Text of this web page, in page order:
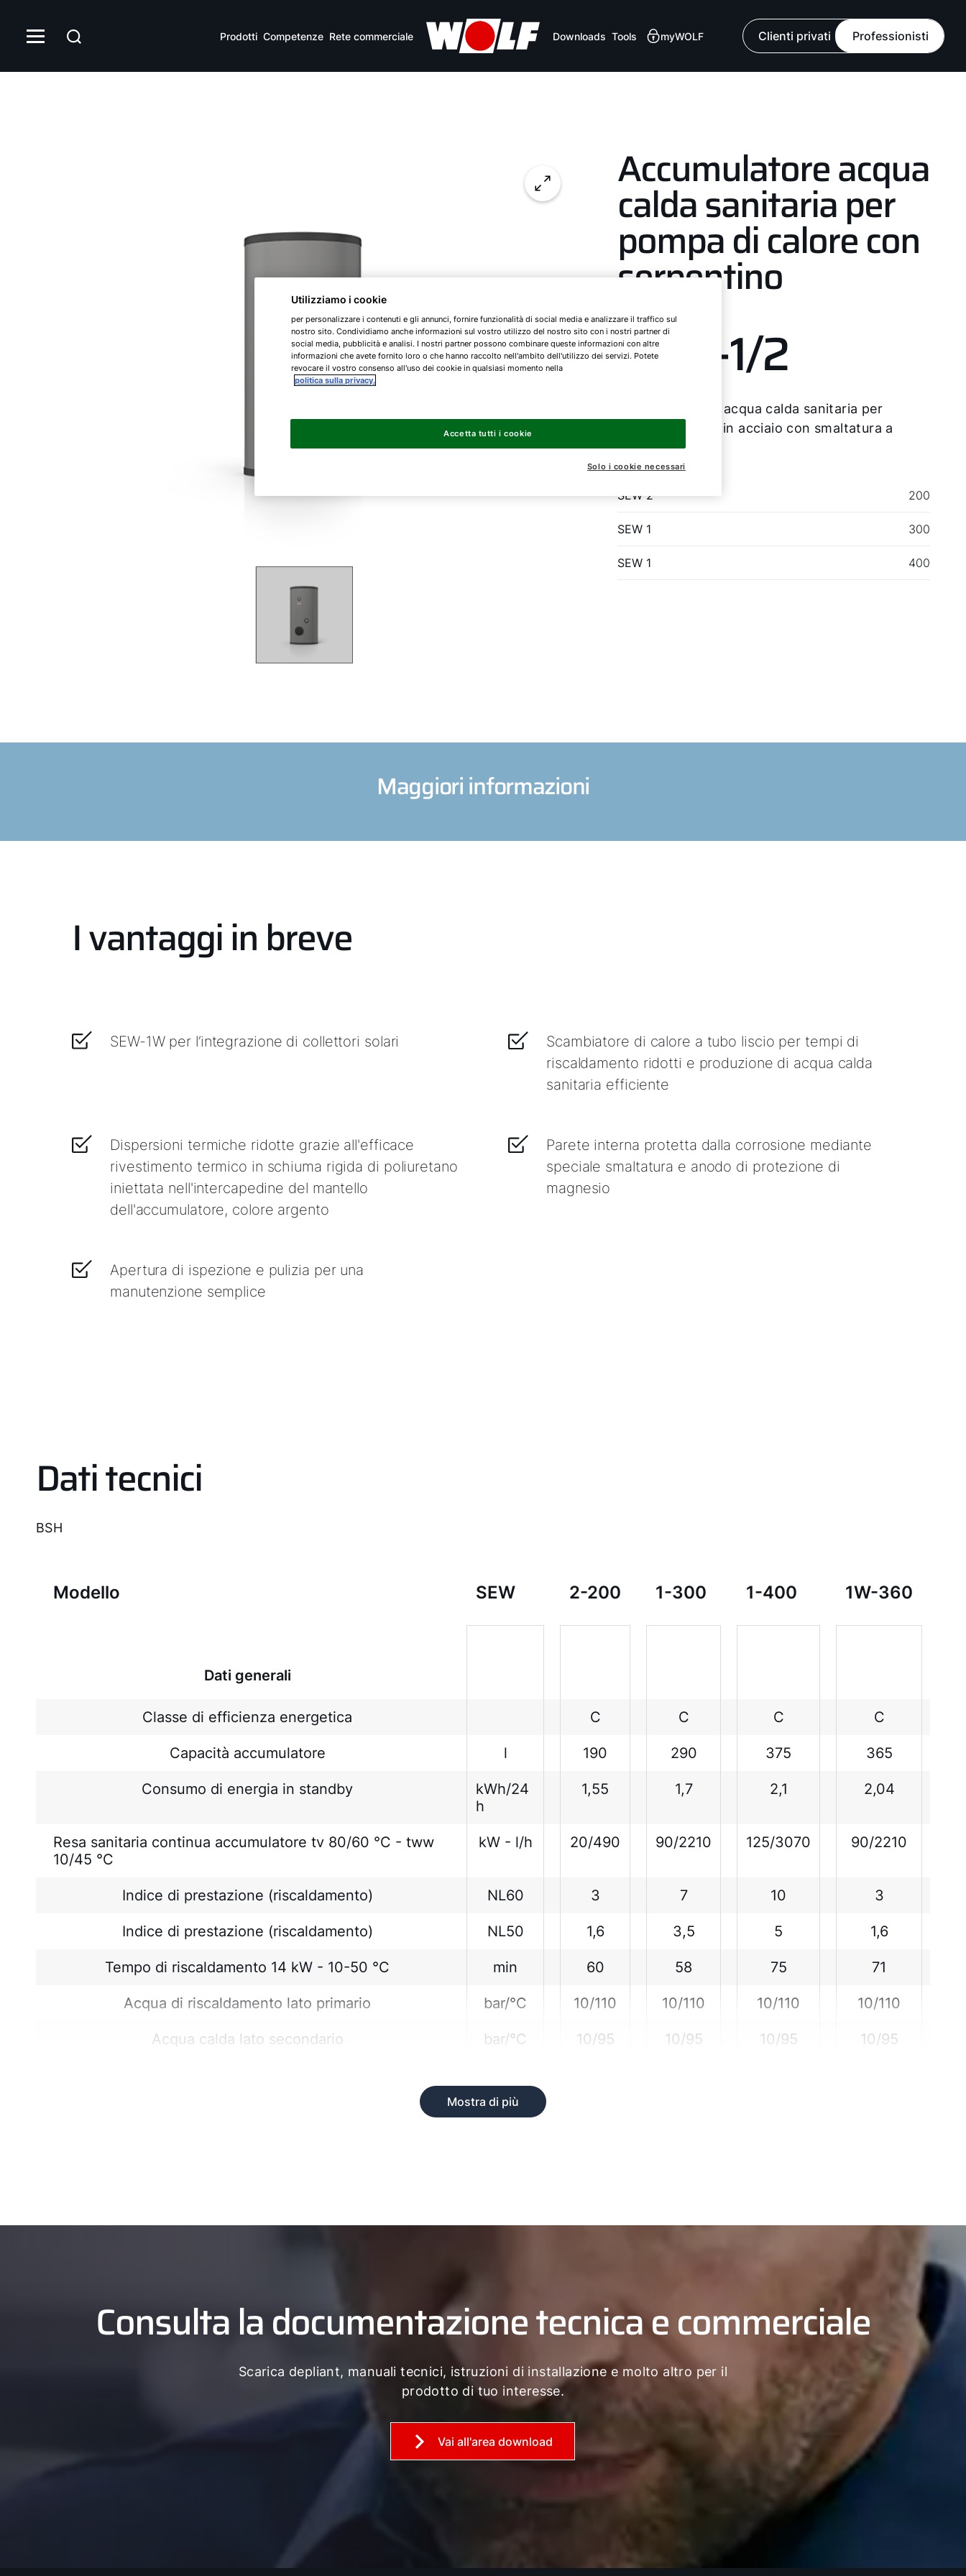
Prodotti Competenze Rete commerciale Downloads Tools myWOLF Clienti privati Professionisti
Accumulatore acqua
calda sanitaria per
pompa di calore con
serpentino
SEW-1/2
Accumulatore di acqua calda sanitaria per
pompa di calore in acciaio con smaltatura a
doppio strato
SEW 2 200
SEW 1 300
SEW 1 400
Maggiori informazioni
SEW-1/2 I vantaggi in breve
I vantaggi in breve
SEW-1W per l’integrazione di collettori solari
Scambiatore di calore a tubo liscio per tempi di
riscaldamento ridotti e produzione di acqua calda
sanitaria efficiente
Dispersioni termiche ridotte grazie all'efficace
rivestimento termico in schiuma rigida di poliuretano
iniettata nell'intercapedine del mantello
dell'accumulatore, colore argento
Parete interna protetta dalla corrosione mediante
speciale smaltatura e anodo di protezione di
magnesio
Apertura di ispezione e pulizia per una
manutenzione semplice
Dati tecnici
BSH
Modello SEW 2-200 1-300 1-400 1W-360
Dati generali
Classe di efficienza energetica C C C C
Capacità accumulatore l 190 290 375 365
Consumo di energia in standby
kWh/24
h
1,55 1,7 2,1 2,04
Resa sanitaria continua accumulatore tv 80/60 °C - tww
10/45 °C
kW - l/h 20/490 90/2210 125/3070 90/2210
Indice di prestazione (riscaldamento) NL60 3 7 10 3
Indice di prestazione (riscaldamento) NL50 1,6 3,5 5 1,6
Tempo di riscaldamento 14 kW - 10-50 °C min 60 58 75 71
Acqua di riscaldamento lato primario bar/°C 10/110 10/110 10/110 10/110
Acqua calda lato secondario bar/°C 10/95 10/95 10/95 10/95
Mostra di più
Consulta la documentazione tecnica e commerciale
Scarica depliant, manuali tecnici, istruzioni di installazione e molto altro per il
prodotto di tuo interesse.
Vai all'area download
Utilizziamo i cookie
per personalizzare i contenuti e gli annunci, fornire funzionalità di social media e analizzare il traffico sul
nostro sito. Condividiamo anche informazioni sul vostro utilizzo del nostro sito con i nostri partner di
social media, pubblicità e analisi. I nostri partner possono combinare queste informazioni con altre
informazioni che avete fornito loro o che hanno raccolto nell'ambito dell'utilizzo dei servizi. Potete
revocare il vostro consenso all'uso dei cookie in qualsiasi momento nella
politica sulla privacy.
Solo i cookie necessari
Accetta tutti i cookie